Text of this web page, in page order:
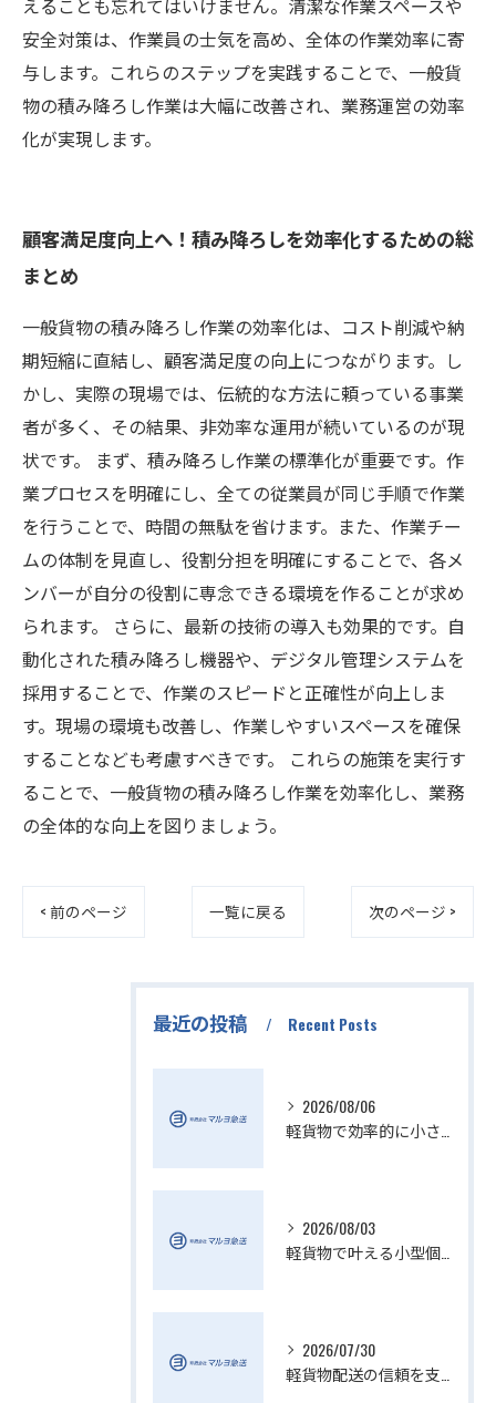
えることも忘れてはいけません。清潔な作業スペースや
安全対策は、作業員の士気を高め、全体の作業効率に寄
与します。これらのステップを実践することで、一般貨
物の積み降ろし作業は大幅に改善され、業務運営の効率
化が実現します。
顧客満足度向上へ！積み降ろしを効率化するための総
まとめ
一般貨物の積み降ろし作業の効率化は、コスト削減や納
期短縮に直結し、顧客満足度の向上につながります。し
かし、実際の現場では、伝統的な方法に頼っている事業
者が多く、その結果、非効率な運用が続いているのが現
状です。 まず、積み降ろし作業の標準化が重要です。作
業プロセスを明確にし、全ての従業員が同じ手順で作業
を行うことで、時間の無駄を省けます。また、作業チー
ムの体制を見直し、役割分担を明確にすることで、各メ
ンバーが自分の役割に専念できる環境を作ることが求め
られます。 さらに、最新の技術の導入も効果的です。自
動化された積み降ろし機器や、デジタル管理システムを
採用することで、作業のスピードと正確性が向上しま
す。現場の環境も改善し、作業しやすいスペースを確保
することなども考慮すべきです。 これらの施策を実行す
ることで、一般貨物の積み降ろし作業を効率化し、業務
の全体的な向上を図りましょう。
< 前のページ 一覧に戻る 次のページ >
最近の投稿 Recent Posts
2026/08/06
2026/08/03
2026/07/30